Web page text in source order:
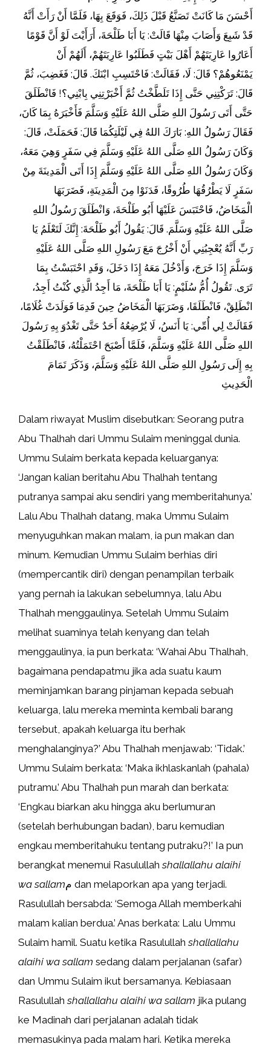
أَحْسَنَ مَا كَانَتْ تَصَنَّعُ قَبْلَ ذَلِكَ، فَوَقَعَ بِهَا، فَلَمَّا أَنْ رَأَتْ أَنَّهُ
قَدْ شَبِعَ وَأَصَابَ مِنْهَا قَالَتْ: يَا أَبَا طَلْحَةَ، أَرَأَيْتَ لَوْ أَنَّ قَوْمًا
أَعَارُوا عَارِيَتَهُمْ أَهْلَ بَيْتٍ فَطَلَبُوا عَارِيَتَهُمْ، أَلَهُمْ أَنْ
يَمْنَعُوهُمْ؟ قَالَ: لَا، فَقَالَتْ: فَاحْتَسِبِ ابْنَكَ. قَالَ: فَغَضِبَ، ثُمَّ
قَالَ: تَرَكْتِنِي حَتَّى إِذَا تَلَطَّخْتُ ثُمَّ أَخْبَرْتِنِي بِابْنِي؟! فَانْطَلَقَ
حَتَّى أَتَى رَسُولَ اللهِ صَلَّى اللهُ عَلَيْهِ وَسَلَّمَ فَأَخْبَرَهُ بِمَا كَانَ،
فَقَالَ رَسُولُ اللهِ: بَارَكَ اللهُ فِي لَيْلَتِكُمَا قَالَ: فَحَمَلَتْ، قَالَ:
وَكَانَ رَسُولُ اللهِ صَلَّى اللهُ عَلَيْهِ وَسَلَّمَ فِي سَفَرٍ وَهِيَ مَعَهُ،
وَكَانَ رَسُولُ اللهِ صَلَّى اللهُ عَلَيْهِ وَسَلَّمَ إِذَا أَتَى الْمَدِينَةَ مِنْ
سَفَرٍ لَا يَطْرُقُهَا طُرُوقًا، فَدَنَوْا مِنَ الْمَدِينَةِ، فَضَرَبَهَا
الْمَخَاضُ، فَاحْتَبَسَ عَلَيْهَا أَبُو طَلْحَةَ، وَانْطَلَقَ رَسُولُ اللهِ
صَلَّى اللهُ عَلَيْهِ وَسَلَّمَ. قَالَ: يَقُولُ أَبُو طَلْحَةَ: إِنَّكَ لَتَعْلَمُ يَا
رَبِّ أَنَّهُ يُعْجِبُنِي أَنْ أَخْرُجَ مَعَ رَسُولِ اللهِ صَلَّى اللهُ عَلَيْهِ
وَسَلَّمَ إِذَا خَرَجَ، وَأَدْخُلَ مَعَهُ إِذَا دَخَلَ، وَقَدِ احْتَبَسْتُ بِمَا
تَرَى. تَقُولُ أُمُّ سُلَيْمٍ: يَا أَبَا طَلْحَةَ، مَا أَجِدُ الَّذِي كُنْتُ أَجِدُ،
انْطَلِقْ، فَانْطَلَقَا، وَضَرَبَهَا الْمَخَاضُ حِينَ قَدِمَا فَوَلَدَتْ غُلَامًا،
فَقَالَتْ لِي أُمِّي: يَا أَنَسُ، لَا يُرْضِعُهُ أَحَدٌ حَتَّى تَغْدُوَ بِهِ رَسُولَ
اللهِ صَلَّى اللهُ عَلَيْهِ وَسَلَّمَ، فَلَمَّا أَصْبَحَ احْتَمَلْتُهُ، فَانْطَلَقْتُ
بِهِ إِلَى رَسُولِ اللهِ صَلَّى اللهُ عَلَيْهِ وَسَلَّمَ، وَذَكَرَ تَمَامَ
الْحَدِيثِ
Dalam riwayat Muslim disebutkan: Seorang putra
Abu Thalhah dari Ummu Sulaim meninggal dunia.
Ummu Sulaim berkata kepada keluarganya:
‘Jangan kalian beritahu Abu Thalhah tentang
putranya sampai aku sendiri yang memberitahunya.’
Lalu Abu Thalhah datang, maka Ummu Sulaim
menyuguhkan makan malam, ia pun makan dan
minum. Kemudian Ummu Sulaim berhias diri
(mempercantik diri) dengan penampilan terbaik
yang pernah ia lakukan sebelumnya, lalu Abu
Thalhah menggaulinya. Setelah Ummu Sulaim
melihat suaminya telah kenyang dan telah
menggaulinya, ia pun berkata: ‘Wahai Abu Thalhah,
bagaimana pendapatmu jika ada suatu kaum
meminjamkan barang pinjaman kepada sebuah
keluarga, lalu mereka meminta kembali barang
tersebut, apakah keluarga itu berhak
menghalanginya?’ Abu Thalhah menjawab: ‘Tidak.’
Ummu Sulaim berkata: ‘Maka ikhlaskanlah (pahala)
putramu.’ Abu Thalhah pun marah dan berkata:
‘Engkau biarkan aku hingga aku berlumuran
(setelah berhubungan badan), baru kemudian
engkau memberitahuku tentang putraku?!’ Ia pun
berangkat menemui Rasulullahshallallahu alaihi
wa sallamم dan melaporkan apa yang terjadi.
Rasulullah bersabda: ‘Semoga Allah memberkahi
malam kalian berdua.’ Anas berkata: Lalu Ummu
Sulaim hamil. Suatu ketika Rasulullahshallallahu
alaihi wa sallam sedang dalam perjalanan (safar)
dan Ummu Sulaim ikut bersamanya. Kebiasaan
Rasulullahshallallahu alaihi wa sallam jika pulang
ke Madinah dari perjalanan adalah tidak
memasukinya pada malam hari. Ketika mereka